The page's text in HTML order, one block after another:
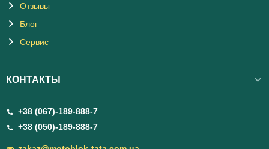
Отзывы
Блог
Сервис
КОНТАКТЫ
+38 (067)-189-888-7
+38 (050)-189-888-7